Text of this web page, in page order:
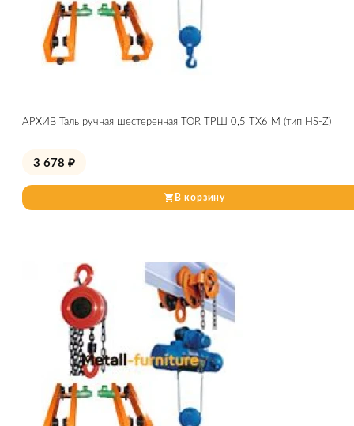
АРХИВ Таль ручная шестеренная TOR ТРШ 0,5 ТХ6 М (тип HS-Z)
3 678 ₽
В корзину